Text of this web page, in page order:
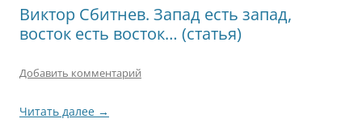
Виктор Сбитнев. Запад есть запад,
восток есть восток… (статья)
Добавить комментарий
Читать далее →